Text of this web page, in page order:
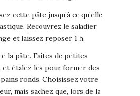
cette pâte jusqu’à ce qu’elle
Recouvrez le saladier
et laissez reposer 1 h.
la pâte. Faites de petites
et étalez les pour former des
ronds. Choisissez votre
mais sachez que, lors de la